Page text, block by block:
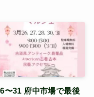
〜31 府中市場で最後